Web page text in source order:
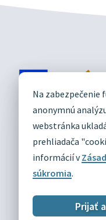
Na zabezpečenie
anonymnú
webstránka
prehliadača
informácií v
súkromia.
Prijať
DIVÍN
OFICIÁLNE
Technický
Správca obsahu:
Posledná
Mapa
Zásady ochrany